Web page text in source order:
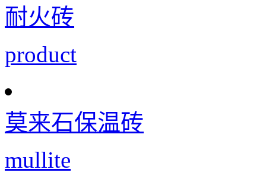
耐火砖
product
莫来石保温砖
mullite